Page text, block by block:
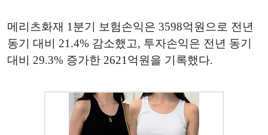
메리츠화재 1분기 보험손익은 3598억원으로 전년
동기 대비 21.4% 감소했고, 투자손익은 전년 동기
대비 29.3% 증가한 2621억원을 기록했다.